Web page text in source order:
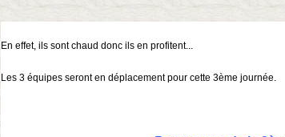
En effet, ils sont chaud donc ils en profitent...
Les 3 équipes seront en déplacement pour cette 3ème journée.